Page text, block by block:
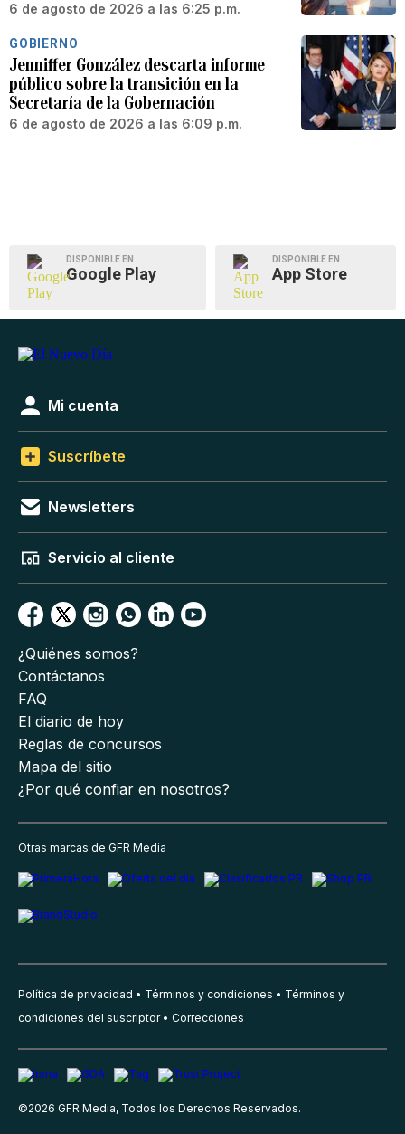
6 de agosto de 2026 a las 6:25 p.m.
GOBIERNO
Jenniffer González descarta informe
público sobre la transición en la
Secretaría de la Gobernación
6 de agosto de 2026 a las 6:09 p.m.
DISPONIBLE EN
Google Play
DISPONIBLE EN
App Store
Mi cuenta
Suscríbete
Newsletters
Servicio al cliente
¿Quiénes somos?
Contáctanos
FAQ
El diario de hoy
Reglas de concursos
Mapa del sitio
¿Por qué confiar en nosotros?
Otras marcas de GFR Media
Política de privacidad Términos y condiciones
Términos y
condiciones del suscriptor
Correcciones
©2026 GFR Media, Todos los Derechos Reservados.